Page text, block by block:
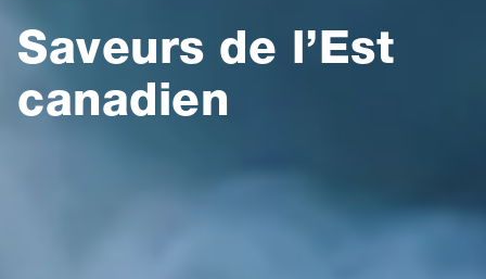
Saveurs de l’Est
canadien